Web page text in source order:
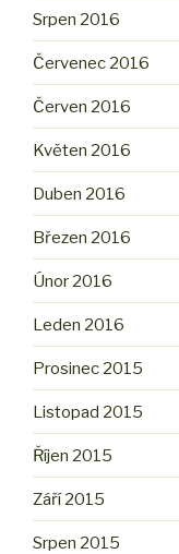
Srpen 2016
Červenec 2016
Červen 2016
Květen 2016
Duben 2016
Březen 2016
Únor 2016
Leden 2016
Prosinec 2015
Listopad 2015
Říjen 2015
Září 2015
Srpen 2015